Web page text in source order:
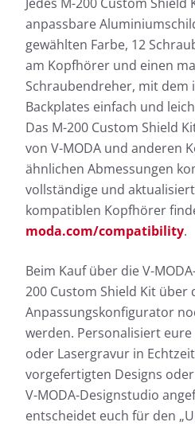
anpassbare
gewählten Farbe, 12
am Kopfhörer und einen
Schraubendreher, mit dem
Backplates einfach und
Das M-200 Custom Shield
von V-MODA und anderen
ähnlichen Abmessungen
vollständige und
kompatiblen Kopfhörer
moda.com/compatibility.
Beim Kauf über die V-
200 Custom Shield Kit über
Anpassungskonfigurator
werden. Personalisiert
oder Lasergravur in
vorgefertigten Designs
V-MODA-Designstudio
entscheidet euch für den